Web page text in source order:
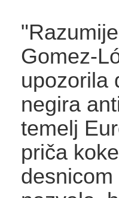
Gomez-
upozorila
negira
temelj
priča